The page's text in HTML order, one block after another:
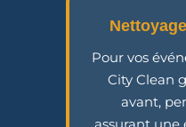
Pour vos
City Clean
avant,